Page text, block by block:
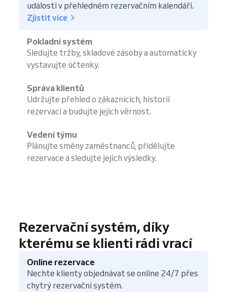
události v přehledném rezervačním kalendáři.
Zjistit více
Pokladní systém
Sledujte tržby, skladové zásoby a automaticky
vystavujte účtenky.
Správa klientů
Udržujte přehled o zákaznících, historii
rezervací a budujte jejich věrnost.
Vedení týmu
Plánujte směny zaměstnanců, přidělujte
rezervace a sledujte jejich výsledky.
Rezervační systém, díky
kterému se klienti rádi vrací
Online rezervace
Nechte klienty objednávat se online 24/7 přes
chytrý rezervační systém.